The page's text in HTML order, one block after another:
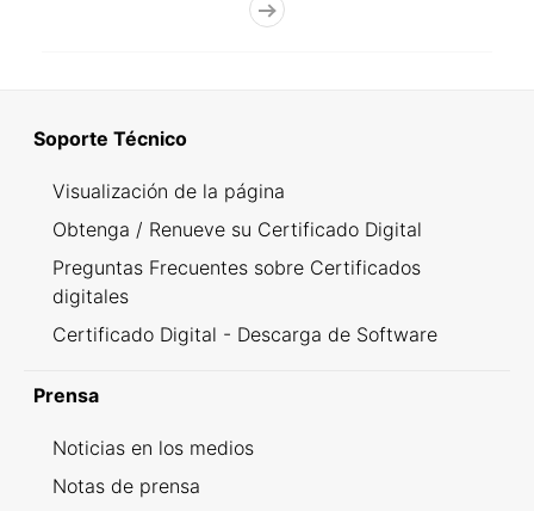
Soporte Técnico
Visualización de la página
Obtenga / Renueve su Certificado Digital
Preguntas Frecuentes sobre Certificados
digitales
Certificado Digital - Descarga de Software
Prensa
Noticias en los medios
Notas de prensa